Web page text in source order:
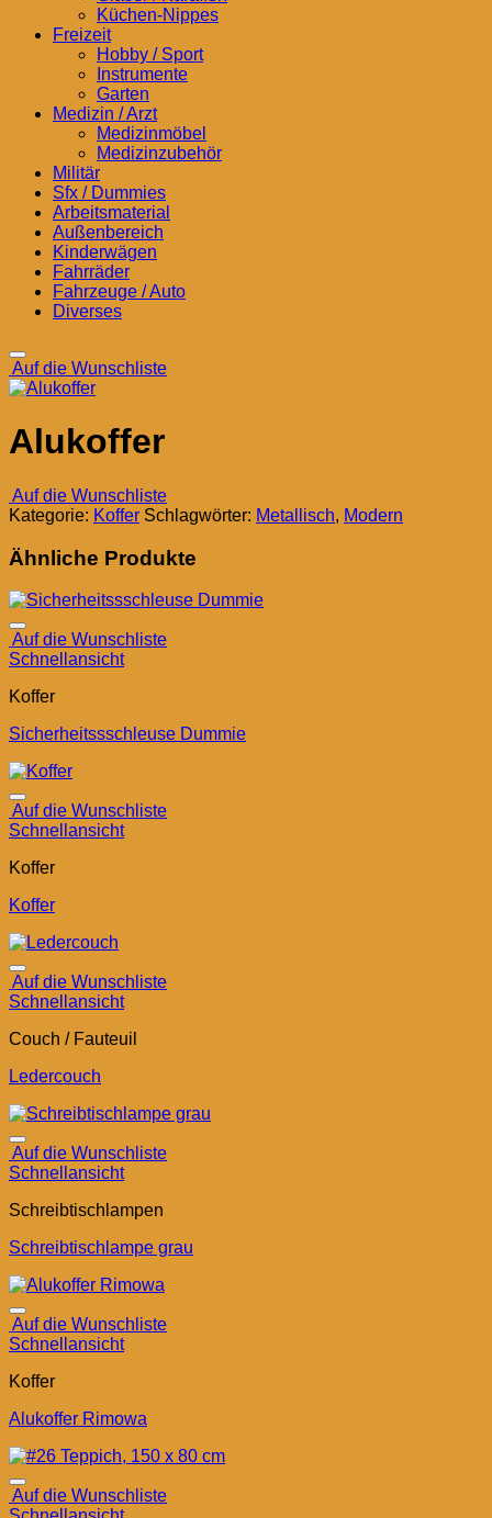
Küchen-Nippes
Freizeit
Hobby / Sport
Instrumente
Garten
Medizin / Arzt
Medizinmöbel
Medizinzubehör
Militär
Sfx / Dummies
Arbeitsmaterial
Außenbereich
Kinderwägen
Fahrräder
Fahrzeuge / Auto
Diverses
Auf die Wunschliste
Alukoffer
Auf die Wunschliste
Kategorie: Koffer Schlagwörter: Metallisch, Modern
Ähnliche Produkte
Auf die Wunschliste
Schnellansicht
Koffer
Sicherheitssschleuse Dummie
Auf die Wunschliste
Schnellansicht
Koffer
Koffer
Auf die Wunschliste
Schnellansicht
Couch / Fauteuil
Ledercouch
Auf die Wunschliste
Schnellansicht
Schreibtischlampen
Schreibtischlampe grau
Auf die Wunschliste
Schnellansicht
Koffer
Alukoffer Rimowa
Auf die Wunschliste